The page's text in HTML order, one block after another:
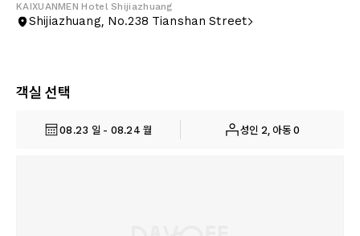
KAIXUANMEN Hotel Shijiazhuang
Shijiazhuang, No.238 Tianshan Street
객실 선택
08.23 일 - 08.24 월 성인 2, 아동 0